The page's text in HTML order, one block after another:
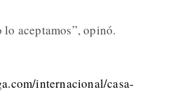
aceptamos”, opinó.
internacional/casa-